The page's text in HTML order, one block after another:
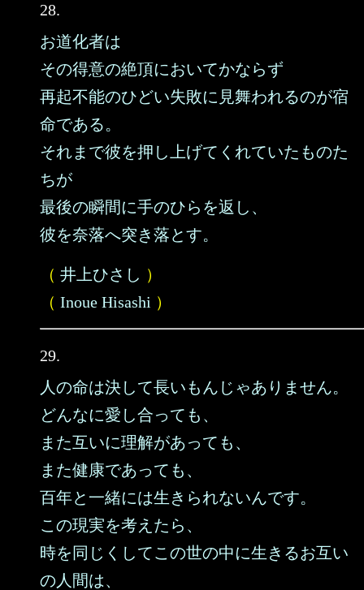
28.
お道化者は
その得意の絶頂においてかならず
再起不能のひどい失敗に見舞われるのが宿
命である。
それまで彼を押し上げてくれていたものた
ちが
最後の瞬間に手のひらを返し、
彼を奈落へ突き落とす。
（ 井上ひさし ）
（ Inoue Hisashi ）
29.
人の命は決して長いもんじゃありません。
どんなに愛し合っても、
また互いに理解があっても、
また健康であっても、
百年と一緒には生きられないんです。
この現実を考えたら、
時を同じくしてこの世の中に生きるお互い
の人間は、